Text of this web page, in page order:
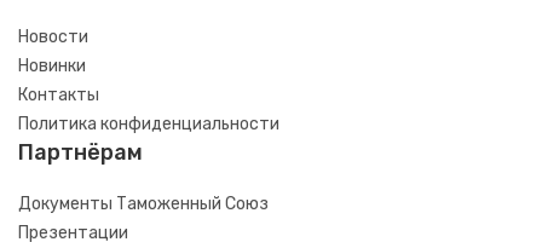
Новости
Новинки
Контакты
Политика конфиденциальности
Партнёрам
Документы Таможенный Союз
Презентации